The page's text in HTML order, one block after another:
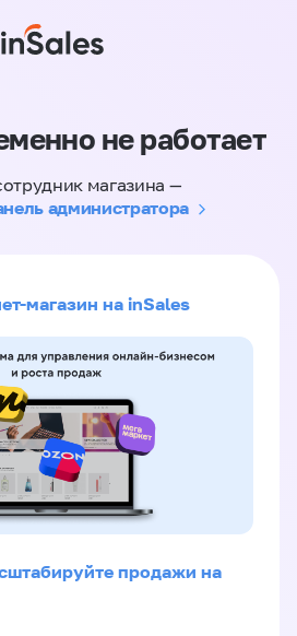
не работает
магазина —
администратора
магазин на inSales
продажи на